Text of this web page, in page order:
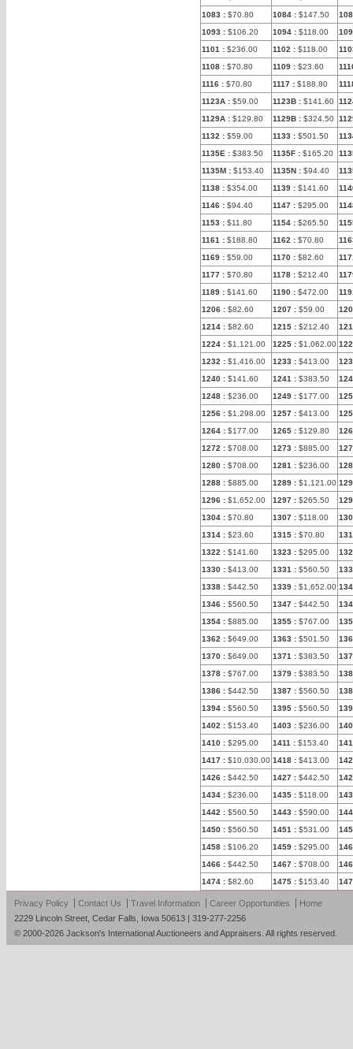
1083 : $70.80 1084 : $147.50
1093 : $106.20 1094 : $118.00
1101 : $236.00 1102 : $118.00
1108 : $70.80 1109 : $23.60
1116 : $70.80 1117 : $188.80
1123A : $59.00 1123B : $141.60
1129A : $129.80 1129B : $324.50
1132 : $59.00 1133 : $501.50
1135E : $383.50 1135F : $165.20
1135M : $153.40 1135N : $94.40
1138 : $354.00 1139 : $141.60
1146 : $94.40 1147 : $295.00
1153 : $11.80 1154 : $265.50
1161 : $188.80 1162 : $70.80
1169 : $59.00 1170 : $82.60
1177 : $70.80 1178 : $212.40
1189 : $141.60 1190 : $472.00
1206 : $82.60 1207 : $59.00
1214 : $82.60 1215 : $212.40
1224 : $1,121.00 1225 : $1,062.00
1232 : $1,416.00 1233 : $413.00
1240 : $141.60 1241 : $383.50
1248 : $236.00 1249 : $177.00
1256 : $1,298.00 1257 : $413.00
1264 : $177.00 1265 : $129.80
1272 : $708.00 1273 : $885.00
1280 : $708.00 1281 : $236.00
1288 : $885.00 1289 : $1,121.00
1296 : $1,652.00 1297 : $265.50
1304 : $70.80 1307 : $118.00
1314 : $23.60 1315 : $70.80
1322 : $141.60 1323 : $295.00
1330 : $413.00 1331 : $560.50
1338 : $442.50 1339 : $1,652.00
1346 : $560.50 1347 : $442.50
1354 : $885.00 1355 : $767.00
1362 : $649.00 1363 : $501.50
1370 : $649.00 1371 : $383.50
1378 : $767.00 1379 : $383.50
1386 : $442.50 1387 : $560.50
1394 : $560.50 1395 : $560.50
1402 : $153.40 1403 : $236.00
1410 : $295.00 1411 : $153.40
1417 : $10,030.00 1418 : $413.00
1426 : $442.50 1427 : $442.50
1434 : $236.00 1435 : $118.00
1442 : $560.50 1443 : $590.00
1450 : $560.50 1451 : $531.00
1458 : $106.20 1459 : $295.00
1466 : $442.50 1467 : $708.00
1474 : $82.60 1475 : $153.40
Privacy Policy Contact Us Travel Information Career Opportunities
Home
2229 Lincoln Street, Cedar Falls, Iowa 50613 | 319-277-2256
© 2000-2026 Jackson's International Auctioneers and Appraisers. All rights reserved.